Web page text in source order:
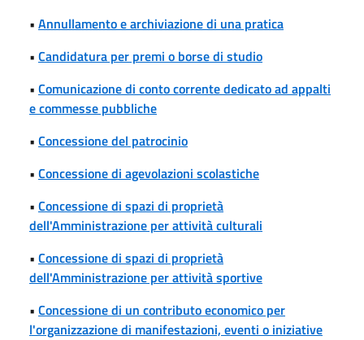
• Annullamento e archiviazione di una pratica
• Candidatura per premi o borse di studio
• Comunicazione di conto corrente dedicato ad appalti
e commesse pubbliche
• Concessione del patrocinio
• Concessione di agevolazioni scolastiche
• Concessione di spazi di proprietà
dell'Amministrazione per attività culturali
• Concessione di spazi di proprietà
dell'Amministrazione per attività sportive
• Concessione di un contributo economico per
l'organizzazione di manifestazioni, eventi o iniziative